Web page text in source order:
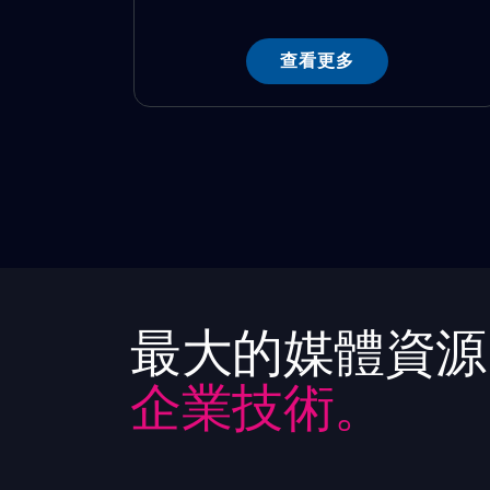
查看更多
最大的媒體資源
企業技術。